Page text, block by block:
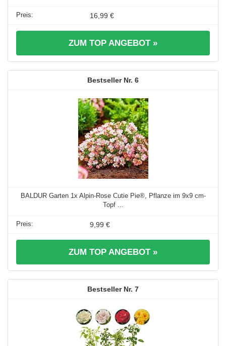
16,99 €
ZUM TOP ANGEBOT »
6
BALDUR Garten 1x Alpin-Rose Cutie Pie®, Pflanze im 9x9 cm-
Topf ...
9,99 €
ZUM TOP ANGEBOT »
7